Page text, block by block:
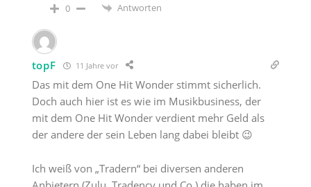
0 Antworten
topF 11 Jahre vor
Das mit dem One Hit Wonder stimmt sicherlich.
Doch auch hier ist es wie im Musikbusiness, der
mit dem One Hit Wonder verdient mehr Geld als
der andere der sein Leben lang dabei bleibt 😉
Ich weiß von „Tradern“ bei diversen anderen